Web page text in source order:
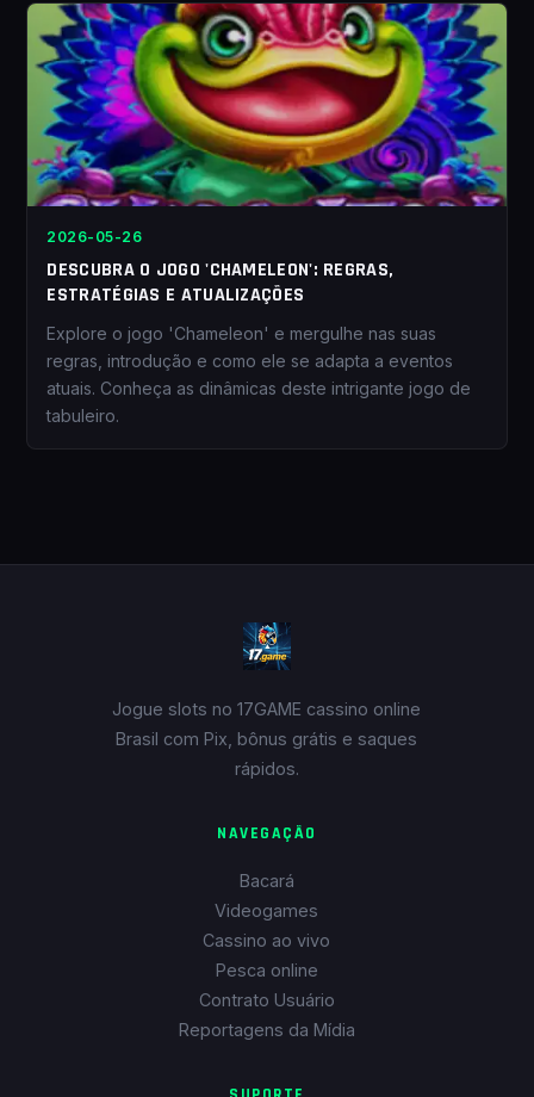
2026-05-26
DESCUBRA O JOGO 'CHAMELEON': REGRAS,
ESTRATÉGIAS E ATUALIZAÇÕES
Explore o jogo 'Chameleon' e mergulhe nas suas
regras, introdução e como ele se adapta a eventos
atuais. Conheça as dinâmicas deste intrigante jogo de
tabuleiro.
Jogue slots no 17GAME cassino online
Brasil com Pix, bônus grátis e saques
rápidos.
NAVEGAÇÃO
Bacará
Videogames
Cassino ao vivo
Pesca online
Contrato Usuário
Reportagens da Mídia